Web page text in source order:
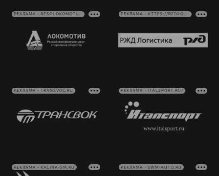
РЕКЛАМА • RFSOLOKOMOTIV.RU РЕКЛАМА • HTTPS://RZDLOG.RU/
РЕКЛАМА • TRANSVOC.RU РЕКЛАМА • ITALSPORT.RU/
РЕКЛАМА • KALINA-SM.RU РЕКЛАМА • SWM-AUTO.RU